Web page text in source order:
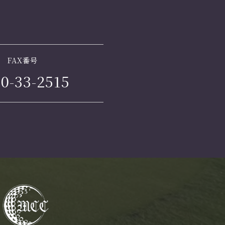
FAX番号
33-2515